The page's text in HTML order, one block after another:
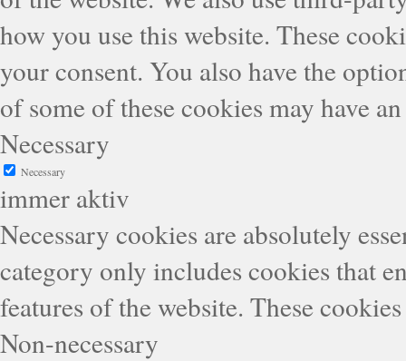
how you use this website. These
your consent. You also have the
of some of these cookies may have
Necessary
Necessary
immer aktiv
Necessary cookies are absolutely
category only includes cookies that
features of the website. These
Non-necessary